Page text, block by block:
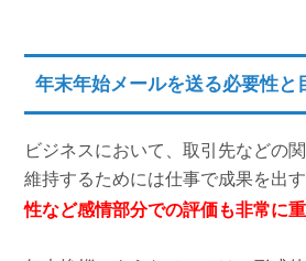
年末年始メールを送る必要性と
ビジネスにおいて、取引先などの
維持するためには仕事で成果を出
性など感情部分での評価も非常に